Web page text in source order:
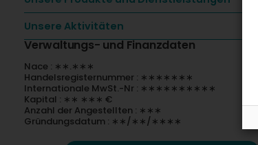
Unsere Aktivitäten
Verwaltungs- und Finanzdaten
Nace : ∗∗.∗∗∗
Handelsregisternummer : ∗∗∗∗∗∗∗
Internationale MwSt.-Nr : ∗∗∗∗∗∗∗∗∗∗
Kapital : ∗∗ ∗∗∗ €
Anzahl der Angestellten : ∗∗∗
Gründungsdatum : ∗∗/∗∗/∗∗∗∗